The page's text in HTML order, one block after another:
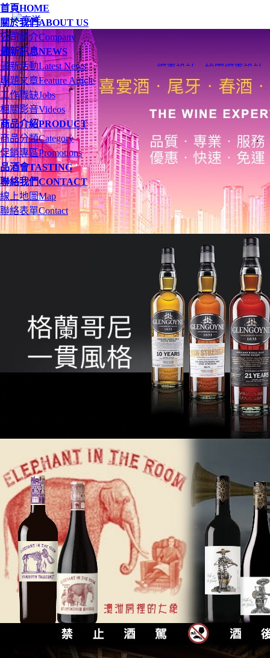
首頁HOME
關於我們ABOUT US
公司簡介Company
最新訊息NEWS
最新活動Latest News
專題文章Feature Article
工作職缺Jobs
相關影音Videos
商品介紹PRODUCT
商品分類Category
促銷專區Promotions
品酒會TASTING
聯絡我們CONTACT
線上地圖Map
聯絡表單Contact
網頁設計 桃園網頁設計